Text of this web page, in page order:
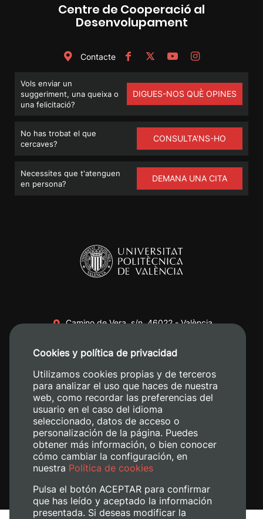
Centre de Cooperació al
Desenvolupament
Contacte
Vols enviar un
suggeriment, una queixa o
una felicitació?
DIGUES-NOS QUÈ OPINES
No has trobat el que
cercaves?
CONSULTA'NS-HO
Necessites que t'atenguen
en persona?
DEMANA UNA CITA
Camino de Vera, s/n. 46022 - València
+34 620 04 00 50
Cookies y política de privacidad
Utilizamos cookies propias y de terceros
para analizar el uso que haces de nuestra
web, como recordar las preferencias del
usuario en el caso del idioma
seleccionado, datos de acceso o
personalización de la página. Puedes
obtener más información, o bien conocer
cómo cambiar la configuración, en
nuestra Política de cookies
Pulsa el botón ACEPTAR para confirmar
que has leído y aceptado la información
presentada. Si deseas modificar la